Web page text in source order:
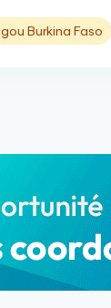
Burkina Faso